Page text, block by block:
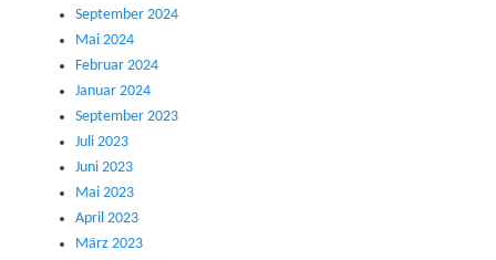
September 2024
Mai 2024
Februar 2024
Januar 2024
September 2023
Juli 2023
Juni 2023
Mai 2023
April 2023
März 2023